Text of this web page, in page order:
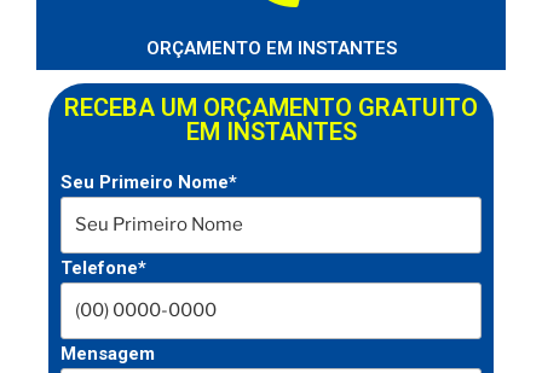
ORÇAMENTO EM INSTANTES
RECEBA UM ORÇAMENTO GRATUITO
EM INSTANTES
Seu Primeiro Nome*
Telefone*
Mensagem